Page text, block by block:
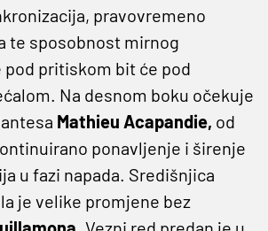
pravovremeno
te sposobnost mirnog
pritiskom bit će pod
Na desnom boku očekuje
Mathieu Acapandie, od
ponavljenje i širenje
u fazi napada. Središnjica
je velike promjene bez